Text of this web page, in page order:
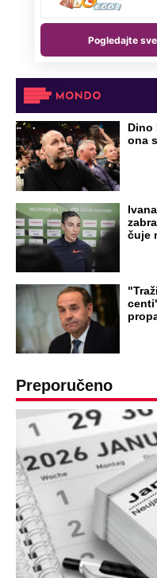
Ovo su neradni
godine:
čak četiri
OD NAVODNOG HEROJA DO
GENERAL IVAN
HRVATI GA
UBIJAO!